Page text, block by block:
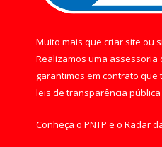
Muito mais que criar site ou
Realizamos uma assessoria
garantimos em contrato que
leis de transparência pública
Conheça o PNTP e o Radar